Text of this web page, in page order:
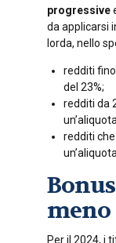
progressive
da applicarsi
lorda, nello
redditi
del 23%;
redditi da
redditi
Per il 2024, i